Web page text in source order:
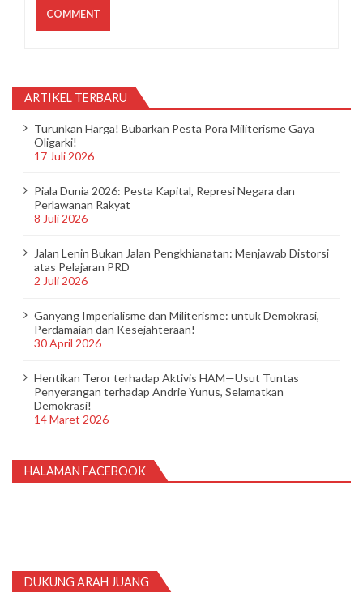
ARTIKEL TERBARU
Turunkan Harga! Bubarkan Pesta Pora Militerisme Gaya
Oligarki!
17 Juli 2026
Piala Dunia 2026: Pesta Kapital, Represi Negara dan
Perlawanan Rakyat
8 Juli 2026
Jalan Lenin Bukan Jalan Pengkhianatan: Menjawab Distorsi
atas Pelajaran PRD
2 Juli 2026
Ganyang Imperialisme dan Militerisme: untuk Demokrasi,
Perdamaian dan Kesejahteraan!
30 April 2026
Hentikan Teror terhadap Aktivis HAM—Usut Tuntas
Penyerangan terhadap Andrie Yunus, Selamatkan
Demokrasi!
14 Maret 2026
HALAMAN FACEBOOK
DUKUNG ARAH JUANG